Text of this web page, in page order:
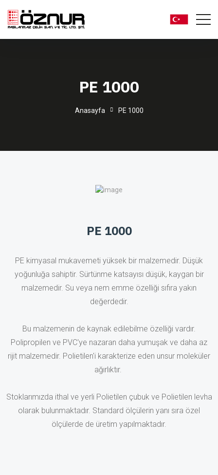
PE 1000
Anasayfa PE 1000
PE 1000
PE kimyasal mukavemeti yüksek bir malzemedir. Düşük
yoğunluğa sahiptir. Sürtünme katsayısı düşük, kaygan bir
malzemedir. Su veya nem emme özelliği sıfıra yakın
değerdedir.
Bu malzemenin de kaynak edilebilme özelliği vardır.
Polipropilen ve PVC'ye nazaran daha yumuşak ve daha az
rijit malzemedir. Polietilen'i karakterize eden unsur moleküler
ağırlıktır.
Stoklarımızda ithal ve yerli Polietilen çubuk ve Polietilen levha
olarak bulunmaktadır. Standard ölçülerin yanı sıra özel
ölçülerde de üretim yapılmaktadır.